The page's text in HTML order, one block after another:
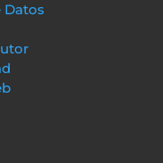
Datos